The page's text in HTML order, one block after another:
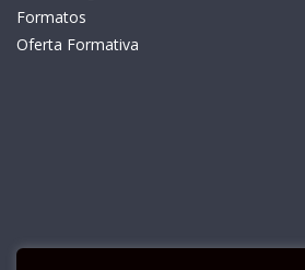
Formatos
Oferta Formativa